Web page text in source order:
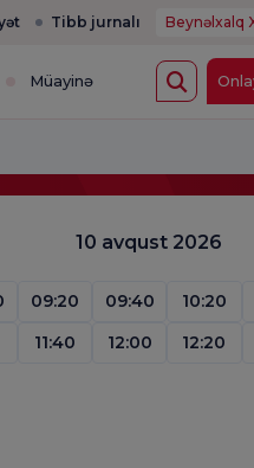
Tibb jurnalı Beynəlxalq
Müayinə
10 avqust 2026
09:20 09:40 10:20
11:40 12:00 12:20